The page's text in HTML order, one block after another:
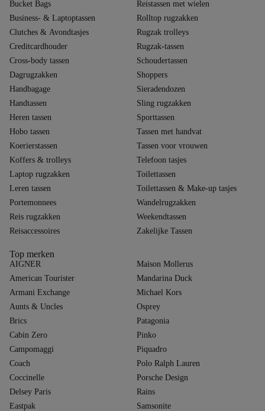
Bucket Bags
Business- & Laptoptassen
Clutches & Avondtasjes
Creditcardhouder
Cross-body tassen
Dagrugzakken
Handbagage
Handtassen
Heren tassen
Hobo tassen
Koerierstassen
Koffers & trolleys
Laptop rugzakken
Leren tassen
Portemonnees
Reis rugzakken
Reisaccessoires
Reistassen met wielen
Rolltop rugzakken
Rugzak trolleys
Rugzak-tassen
Schoudertassen
Shoppers
Sieradendozen
Sling rugzakken
Sporttassen
Tassen met handvat
Tassen voor vrouwen
Telefoon tasjes
Toilettassen
Toilettassen & Make-up tasjes
Wandelrugzakken
Weekendtassen
Zakelijke Tassen
Top merken
AIGNER
American Tourister
Armani Exchange
Aunts & Uncles
Brics
Cabin Zero
Campomaggi
Coach
Coccinelle
Delsey Paris
Eastpak
Maison Mollerus
Mandarina Duck
Michael Kors
Osprey
Patagonia
Pinko
Piquadro
Polo Ralph Lauren
Porsche Design
Rains
Samsonite